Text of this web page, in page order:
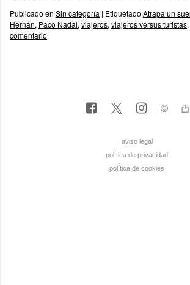
Publicado en Sin categoría | Etiquetado Atrapa un
Hernán, Paco Nadal, viajeros, viajeros versus turistas,
comentario
aviso legal
política de privacidad
política de cookies